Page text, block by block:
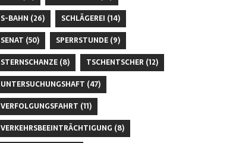
S-BAHN (26) SCHLÄGEREI (14)
SENAT (50) SPERRSTUNDE(9)
STERNSCHANZE(8) TSCHENTSCHER (12)
UNTERSUCHUNGSHAFT (47)
VERFOLGUNGSFAHRT (11)
VERKEHRSBEEINTRÄCHTIGUNG (8)